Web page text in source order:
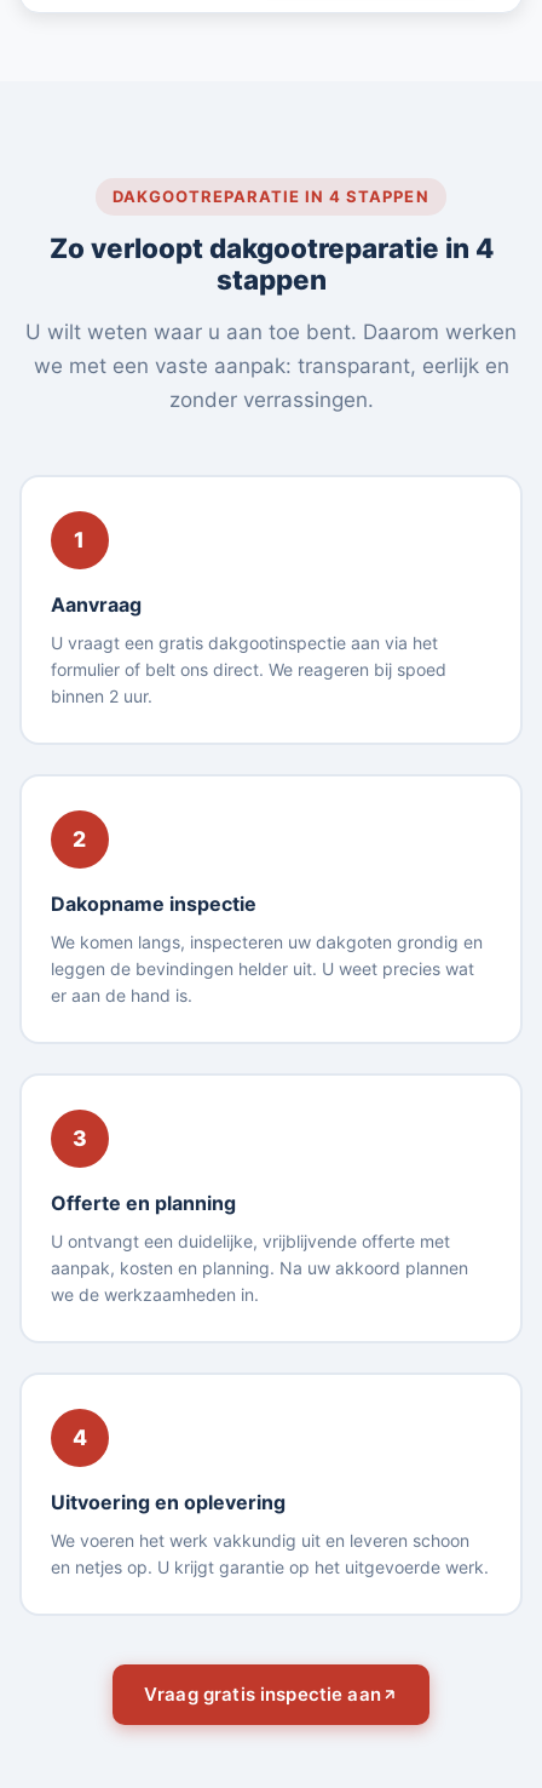
DAKGOOTREPARATIE IN 4 STAPPEN
Zo verloopt dakgootreparatie in 4
stappen
U wilt weten waar u aan toe bent. Daarom werken
we met een vaste aanpak: transparant, eerlijk en
zonder verrassingen.
1
Aanvraag
U vraagt een gratis dakgootinspectie aan via het
formulier of belt ons direct. We reageren bij spoed
binnen 2 uur.
2
Dakopname inspectie
We komen langs, inspecteren uw dakgoten grondig en
leggen de bevindingen helder uit. U weet precies wat
er aan de hand is.
3
Offerte en planning
U ontvangt een duidelijke, vrijblijvende offerte met
aanpak, kosten en planning. Na uw akkoord plannen
we de werkzaamheden in.
4
Uitvoering en oplevering
We voeren het werk vakkundig uit en leveren schoon
en netjes op. U krijgt garantie op het uitgevoerde werk.
Vraag gratis inspectie aan